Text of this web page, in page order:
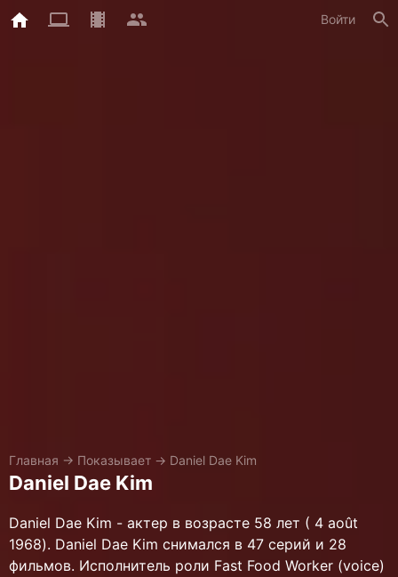
Войти
Главная → Показывает → Daniel Dae Kim
Daniel Dae Kim
Daniel Dae Kim - актер в возрасте 58 лет ( 4 août
1968). Daniel Dae Kim снимался в 47 серий и 28
фильмов. Исполнитель роли Fast Food Worker (voice)